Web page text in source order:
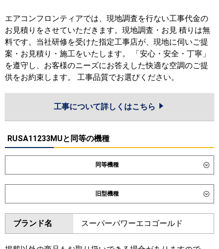
エアコンフロンティアでは、現地調査を行ない工事代金の
お見積りをさせていただきます。現地調査・お見 積りは無
料です。当社研修を受けた指定工事店が、現地に伺いご提
案・お見積り・施工をいたします。 「安心・安全・丁寧」
を遵守し、お客様のニーズにお答えした快適な空調のご提
供をお約束します。 工事品質でお選びください。
工事について詳しくはこちら
RUSA11233MUと同等の機種
同等機種
ダイキン SZRC112CN SZRC112C
SZRUC112C
東芝 GUHA112111XU GUHA112111MUB
旧型機種
ダイキン SZRC112BY SZRC112BYN
SZRUC112BY SZRC112BJ
SZRC112BJN SZRJC112BJ
ブランド名 スーパーパワーエコゴールド